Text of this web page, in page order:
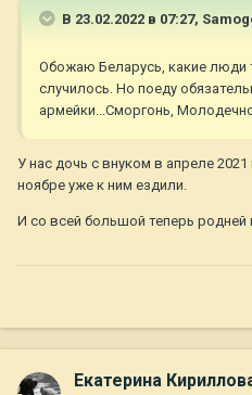
В 23.02.2022 в 07:27,
Обожаю Беларусь, какие люди
случилось. Но поеду
армейки...Сморгонь,
У нас дочь с внуком в апреле
ноябре уже к ним ездили.
И со всей большой теперь родней
Екатерина